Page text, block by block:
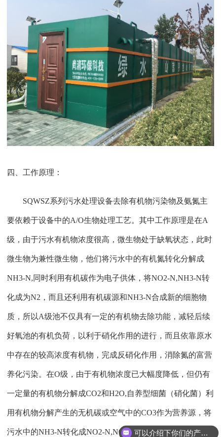
四、工作原理：
SQWSZ系列污水处理设备去除有机物污染物及氨氮主
要依赖于设备中的A/O生物处理工艺。其中工作原理是在A
级，由于污水有机物浓度很高，微生物处于缺氧状态，此时
微生物为兼性微生物，他们将污水中的有机氮转化分解成
NH3-N,同时利用有机碳作为电子供体，将NO2-N,NH3-N转
化成为N2，而且还利用有机碳源和NH3-N合成新的细胞物
质，所以A级池不仅具有一定的有机物去除功能，减轻后续
好氧池的有机负荷，以利于硝化作用的进行，而且依靠原水
中存在的较高浓度有机物，完成反硝化作用，消除氮的富营
养化污染。在O级，由于有机物浓度已大幅度降低，但仍有
一定量的有机物分解成CO2和H2O,自养型细菌（硝化菌）利
用有机物分解产生的无机碳或空气中的CO3作为营养源，将
污水中的NH3-N转化成NO2-N,NO3-N,O级池的出水部分回
可以介绍下你们的产品么